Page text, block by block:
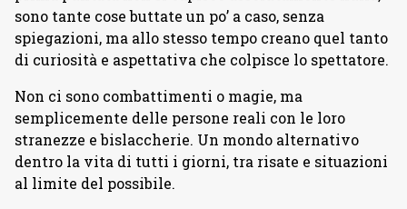
sono tante cose buttate un po’ a caso, senza
spiegazioni, ma allo stesso tempo creano quel tanto
di curiosità e aspettativa che colpisce lo spettatore.
Non ci sono combattimenti o magie, ma
semplicemente delle persone reali con le loro
stranezze e bislaccherie. Un mondo alternativo
dentro la vita di tutti i giorni, tra risate e situazioni
al limite del possibile.